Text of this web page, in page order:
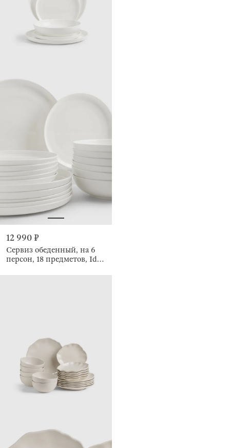
12 990 ₽
Сервиз обеденный, на 6
персон, 18 предметов, Ideal